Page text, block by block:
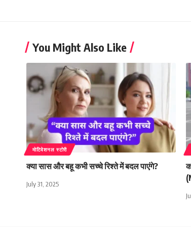
You Might Also Like
मोटिवेशनल स्टोरी
क्या सास और बहू कभी सच्चे रिश्ते में बदल पाएंगे?
July 31, 2025